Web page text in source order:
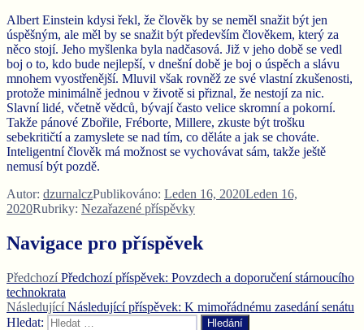
Albert Einstein kdysi řekl, že člověk by se neměl snažit být jen
úspěšným, ale měl by se snažit být především člověkem, který za
něco stojí. Jeho myšlenka byla nadčasová. Již v jeho době se vedl
boj o to, kdo bude nejlepší, v dnešní době je boj o úspěch a slávu
mnohem vyostřenější. Mluvil však rovněž ze své vlastní zkušenosti,
protože minimálně jednou v životě si přiznal, že nestojí za nic.
Slavní lidé, včetně vědců, bývají často velice skromní a pokorní.
Takže pánové Zbořile, Fréborte, Millere, zkuste být trošku
sebekritičtí a zamyslete se nad tím, co děláte a jak se chováte.
Inteligentní člověk má možnost se vychovávat sám, takže ještě
nemusí být pozdě.
Autor: dzurnalczPublikováno: Leden 16, 2020Leden 16,
2020Rubriky: Nezařazené příspěvky
Navigace pro příspěvek
Předchozí Předchozí příspěvek: Povzdech a doporučení stárnoucího
technokrata
Následující Následující příspěvek: K mimořádnému zasedání senátu
Hledat:
Hledání